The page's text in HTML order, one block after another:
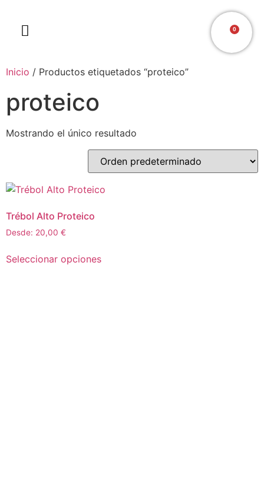
0
Inicio / Productos etiquetados “proteico”
proteico
Mostrando el único resultado
Trébol Alto Proteico
Desde: 20,00 €
Seleccionar opciones